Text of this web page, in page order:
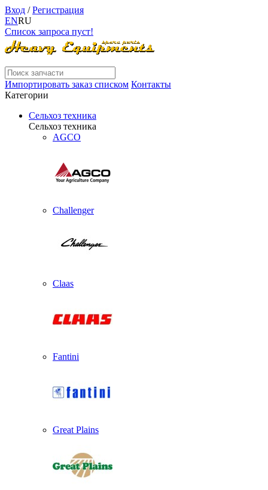
Вход /Регистрация
ENRU
Список запроса пуст!
Импортировать заказ списком Контакты
Категории
Сельхоз техника
Сельхоз техника
AGCO
Challenger
Claas
Fantini
Great Plains